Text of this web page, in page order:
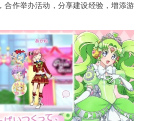
合作举办活动，分享建设经验，增添游